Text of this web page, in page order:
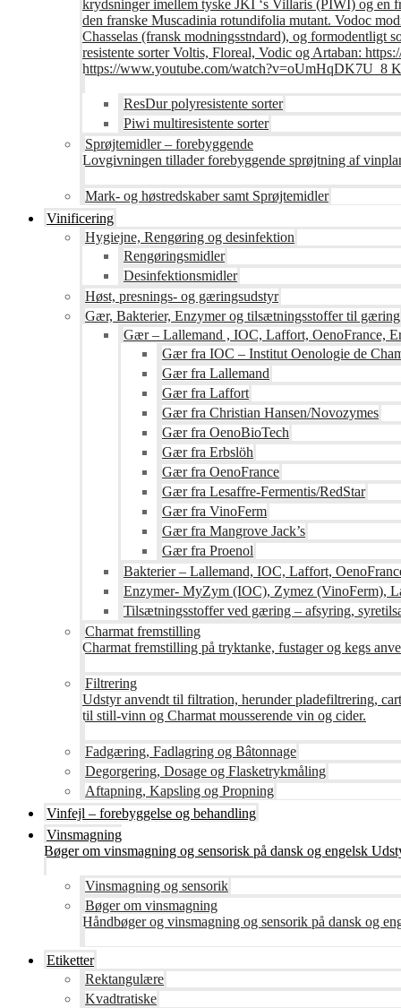
krydsninger imellem tyske JKI ‘s Villaris (PIWI) og en
den franske Muscadinia rotundifolia mutant. Vodoc
Chasselas (fransk modningsstndard), og formodentligt
resistente sorter Voltis, Floreal, Vodic og Artaban:
https://www.youtube.com/watch?v=oUmHqDK7U_8
ResDur polyresistente sorter
Piwi multiresistente sorter
Sprøjtemidler – forebyggende
Lovgivningen tillader forebyggende sprøjtning af
Mark- og høstredskaber samt Sprøjtemidler
Vinificering
Hygiejne, Rengøring og desinfektion
Rengøringsmidler
Desinfektionsmidler
Høst, presnings- og gæringsudstyr
Gær, Bakterier, Enzymer og tilsætningsstoffer til gæring
Gær – Lallemand , IOC, Laffort, OenoFrance,
Gær fra IOC – Institut Oenologie de
Gær fra Lallemand
Gær fra Laffort
Gær fra Christian Hansen/Novozymes
Gær fra OenoBioTech
Gær fra Erbslöh
Gær fra OenoFrance
Gær fra Lesaffre-Fermentis/RedStar
Gær fra VinoFerm
Gær fra Mangrove Jack’s
Gær fra Proenol
Bakterier – Lallemand, IOC, Laffort,
Enzymer- MyZym (IOC), Zymez (VinoFerm),
Tilsætningsstoffer ved gæring – afsyring,
Charmat fremstilling
Charmat fremstilling på tryktanke, fustager og kegs
Filtrering
Udstyr anvendt til filtration, herunder pladefiltrering,
til still-vinn og Charmat mousserende vin og cider.
Fadgæring, Fadlagring og Bâtonnage
Degorgering, Dosage og Flasketrykmåling
Aftapning, Kapsling og Propning
Vinfejl – forebyggelse og behandling
Vinsmagning
Bøger om vinsmagning og sensorisk på dansk og engelsk
Vinsmagning og sensorik
Bøger om vinsmagning
Håndbøger og vinsmagning og sensorik på dansk og
Etiketter
Rektangulære
Kvadtratiske